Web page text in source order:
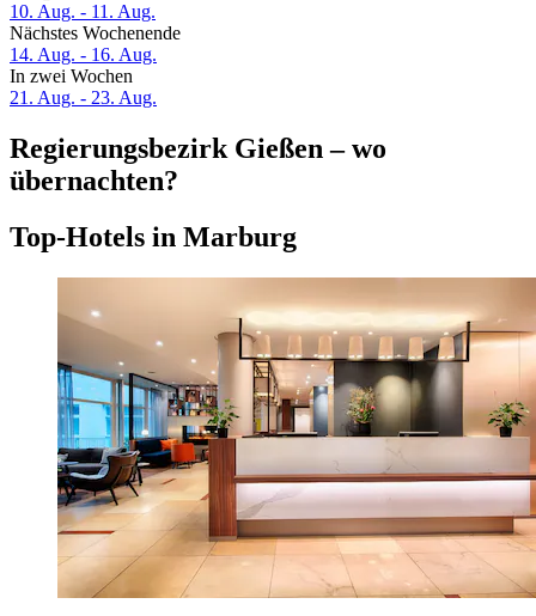
10. Aug. - 11. Aug.
Nächstes Wochenende
14. Aug. - 16. Aug.
In zwei Wochen
21. Aug. - 23. Aug.
Regierungsbezirk Gießen – wo
übernachten?
Top-Hotels in Marburg